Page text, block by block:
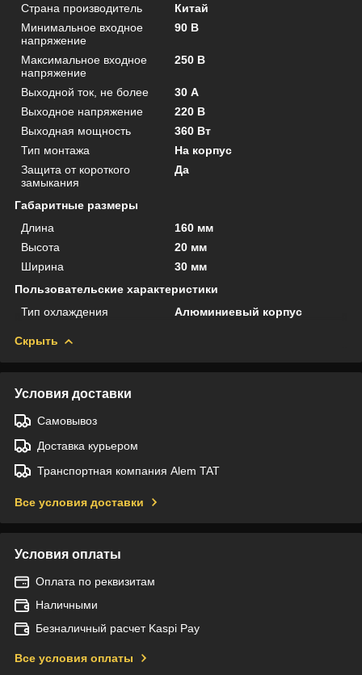
Страна производитель
Китай
Минимальное входное
напряжение
90 В
Максимальное входное
напряжение
250 В
Выходной ток, не более
30 А
Выходное напряжение
220 В
Выходная мощность
360 Вт
Тип монтажа
На корпус
Защита от короткого
замыкания
Да
Габаритные размеры
Длина
160 мм
Высота
20 мм
Ширина
30 мм
Пользовательские характеристики
Тип охлаждения
Алюминиевый корпус
Скрыть
Условия доставки
Самовывоз
Доставка курьером
Транспортная компания Alem TAT
Все условия доставки
Условия оплаты
Оплата по реквизитам
Наличными
Безналичный расчет Kaspi Pay
Все условия оплаты